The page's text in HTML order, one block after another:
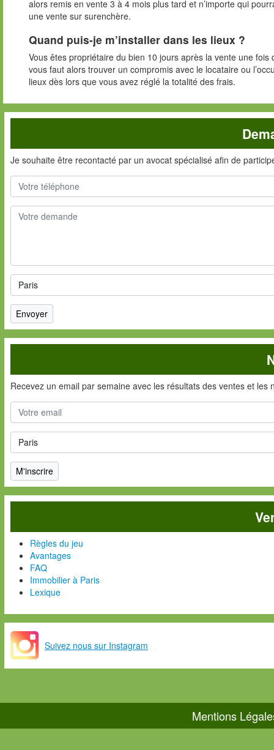
alors remis en vente 3 à 4 mois plus tard et n’importe qui
une vente sur surenchère.
Quand puis-je m’installer dans les lieux ?
Vous êtes propriétaire du bien 10 jours après la vente une
vous faut alors trouver un compromis avec le locataire ou
lieux dès lors que vous avez réglé la totalité des frais.
Je souhaite être recontacté par un avocat spécialisé afin de
Recevez un email par semaine avec les résultats des ventes et
Règles du jeu
Avantages
FAQ
Immobilier à Paris
Lexique
Suivez nous sur Instagram
Mentions